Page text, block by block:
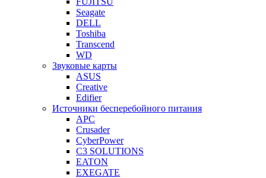
Seagate
DELL
Toshiba
Transcend
WD
Звуковые карты
ASUS
Creative
Edifier
Источники бесперебойного питания
APC
Crusader
CyberPower
C3 SOLUTIONS
EATON
EXEGATE